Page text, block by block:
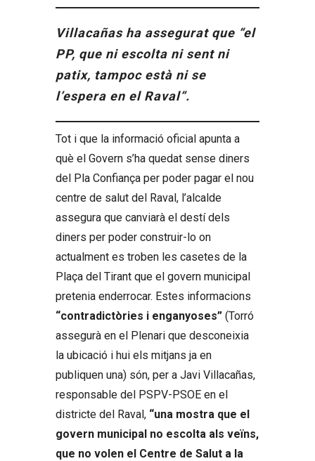
Villacañas ha assegurat que “el
PP, que ni escolta ni sent ni
patix, tampoc està ni se
l’espera en el Raval”.
Tot i que la informació oficial apunta a
què el Govern s’ha quedat sense diners
del Pla Confiança per poder pagar el nou
centre de salut del Raval, l’alcalde
assegura que canviarà el destí dels
diners per poder construir-lo on
actualment es troben les casetes de la
Plaça del Tirant que el govern municipal
pretenia enderrocar. Estes informacions
“contradictòries i enganyoses” (Torró
assegurà en el Plenari que desconeixia
la ubicació i hui els mitjans ja en
publiquen una) són, per a Javi Villacañas,
responsable del PSPV-PSOE en el
districte del Raval, “una mostra que el
govern municipal no escolta als veïns,
que no volen el Centre de Salut a la